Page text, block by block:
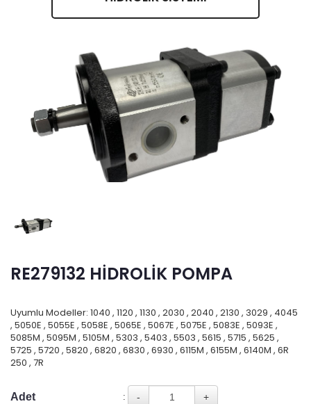
RE279132 HİDROLİK POMPA
Uyumlu Modeller: 1040 , 1120 , 1130 , 2030 , 2040 , 2130 , 3029 , 4045
, 5050E , 5055E , 5058E , 5065E , 5067E , 5075E , 5083E , 5093E ,
5085M , 5095M , 5105M , 5303 , 5403 , 5503 , 5615 , 5715 , 5625 ,
5725 , 5720 , 5820 , 6820 , 6830 , 6930 , 6115M , 6155M , 6140M , 6R
250 , 7R
Adet :